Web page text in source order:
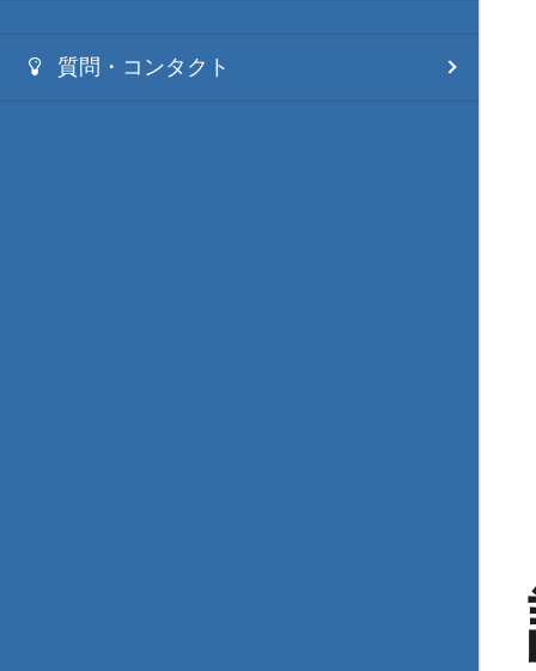
質問・コンタクト